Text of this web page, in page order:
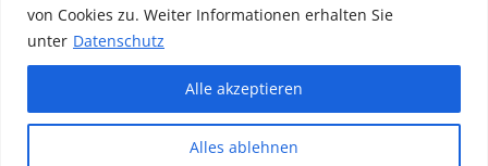
von Cookies zu. Weiter Informationen erhalten Sie
unter Datenschutz
Alles ablehnen
Alle akzeptieren
Datenschutz| Catch Responsive von